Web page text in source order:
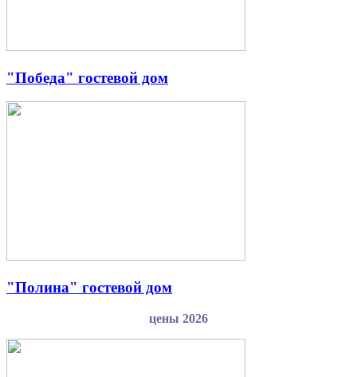
"Победа" гостевой дом
"Полина" гостевой дом
цены 2026